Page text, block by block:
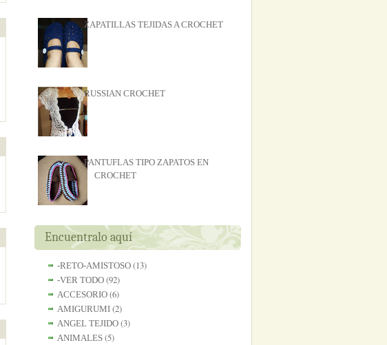
ZAPATILLAS TEJIDAS A CROCHET
RUSSIAN CROCHET
PANTUFLAS TIPO ZAPATOS EN
CROCHET
Encuentralo aquí
-RETO-AMISTOSO (13)
-VER TODO (92)
ACCESORIO (6)
AMIGURUMI (2)
ANGEL TEJIDO (3)
ANIMALES (5)